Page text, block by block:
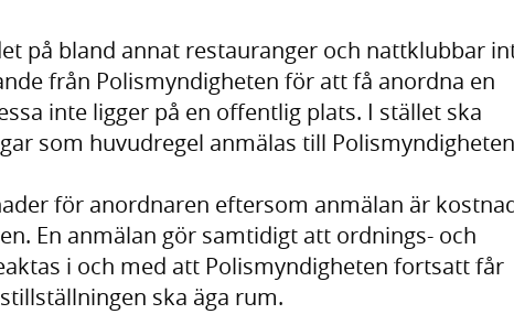
på bland annat restauranger och nattklubbar
från Polismyndigheten för att få anordna en
inte ligger på en offentlig plats. I stället ska
som huvudregel anmälas till
för anordnaren eftersom anmälan är
En anmälan gör samtidigt att ordnings- och
i och med att Polismyndigheten fortsatt får
ska äga rum.